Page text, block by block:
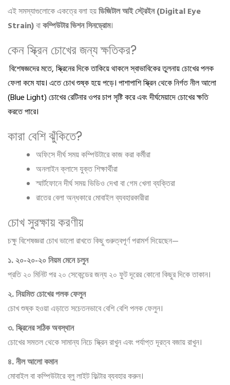
এই সমস্যাগুলোকে একত্রে বলা হয়ডিজিটাল আই স্ট্রেইন (Digital Eye
Strain)বাকম্পিউটার ভিশন সিনড্রোম।
কেন স্ক্রিন চোখের জন্য ক্ষতিকর?
বিশেষজ্ঞদের মতে, স্ক্রিনের দিকে তাকিয়ে থাকলে স্বাভাবিকের তুলনায় চোখের পলক
ফেলা কমে যায়। এতে চোখ শুষ্ক হয়ে পড়ে। পাশাপাশি স্ক্রিন থেকে নির্গত নীল আলো
(Blue Light) চোখের রেটিনার ওপর চাপ সৃষ্টি করে এবং দীর্ঘমেয়াদে চোখের ক্ষতি
করতে পারে।
কারা বেশি ঝুঁকিতে?
অফিসে দীর্ঘ সময় কম্পিউটারে কাজ করা কর্মীরা
অনলাইন ক্লাসে যুক্ত শিক্ষার্থীরা
স্মার্টফোনে দীর্ঘ সময় ভিডিও দেখা বা গেম খেলা ব্যক্তিরা
রাতের বেলা অন্ধকারে মোবাইল ব্যবহারকারীরা
চোখ সুরক্ষায় করণীয়
চক্ষু বিশেষজ্ঞরা চোখ ভালো রাখতে কিছু গুরুত্বপূর্ণ পরামর্শ দিয়েছেন—
১. ২০-২০-২০ নিয়ম মেনে চলুন
প্রতি ২০ মিনিট পর ২০ সেকেন্ডের জন্য ২০ ফুট দূরের কোনো কিছুর দিকে তাকান।
২. নিয়মিত চোখের পলক ফেলুন
চোখ শুষ্ক হওয়া এড়াতে সচেতনভাবে বেশি বেশি পলক ফেলুন।
৩. স্ক্রিনের সঠিক অবস্থান
চোখের সমতল থেকে সামান্য নিচে স্ক্রিন রাখুন এবং পর্যাপ্ত দূরত্ব বজায় রাখুন।
৪. নীল আলো কমান
মোবাইল বা কম্পিউটারে ব্লু লাইট ফিল্টার ব্যবহার করুন।